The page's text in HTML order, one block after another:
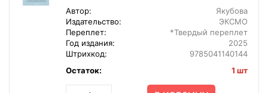
респуб Подар
Автор:
Якубова
Издательство:
ЭКСМО
Переплет:
*Твердый переплет
Год издания:
2025
Штрихкод:
9785041140144
Остаток:
1 шт